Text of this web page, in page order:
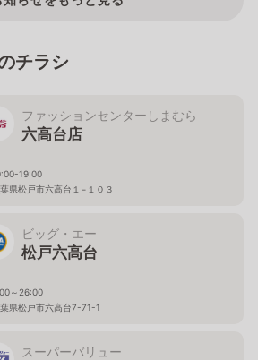
チラシ
ファッションセンターしまむら
六高台店
19:00
県松戸市六高台１−１０３
ビッグ・エー
松戸六高台
～26:00
県松戸市六高台7-71-1
スーパーバリュー